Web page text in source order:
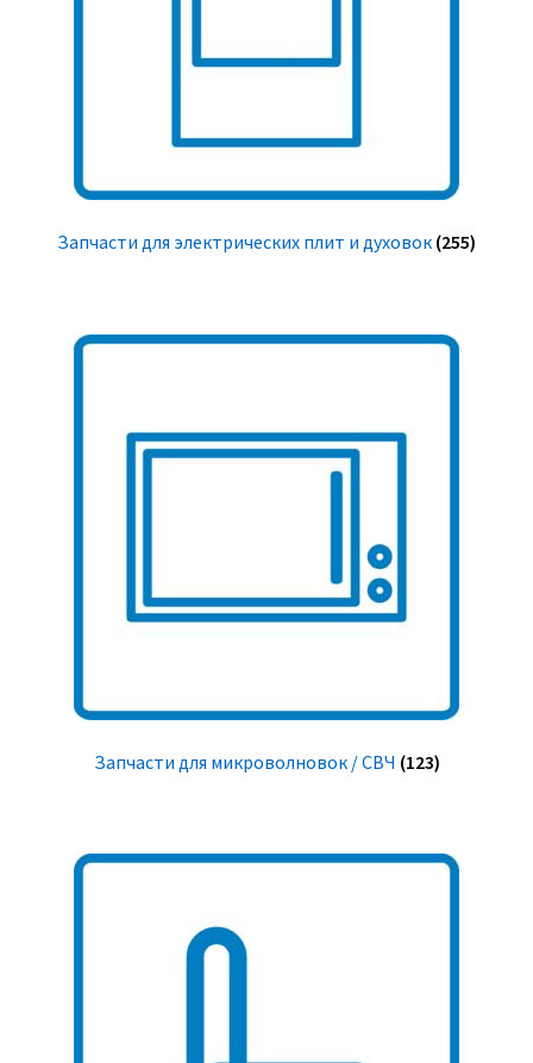
Запчасти для электрических плит и духовок (255)
Запчасти для микроволновок / СВЧ (123)